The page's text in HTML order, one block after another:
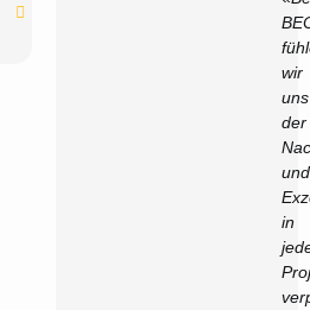
wir
uns
der
und
in